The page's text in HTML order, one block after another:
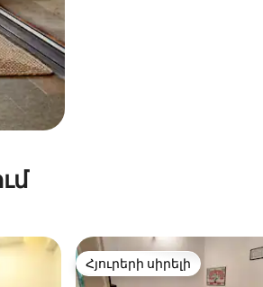
Հյուրերի սիրելի
Հյուրերի սիրելի